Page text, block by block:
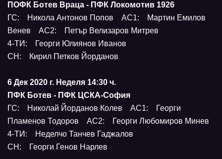
ПОФК Ботев Враца - ПФК Локомотив 1926
ГС: Никола Антонов Попов АС1: Мартин Емилов
Венев АС2: Петър Велизаров Митрев
4-ТИ: Георги Юлиянов Иванов
СН: Кирил Петков Йорданов
6 Дек 2020 г. Неделя 14:30 ч.
ПФК Ботев - ПФК ЦСКА-София
ГС: Николай Йорданов Колев АС1: Георги
Пламенов Тодоров АС2: Георги Любомиров Минев
4-ТИ: Неделчо Танчев Гаджалов
СН: Георги Генов Нарлев